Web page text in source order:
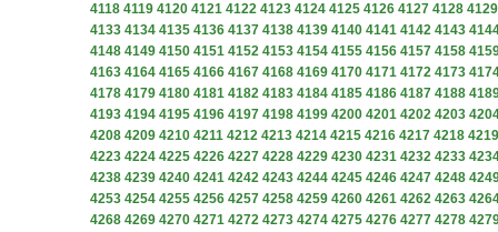
4118 4119 4120 4121 4122 4123 4124 4125 4126 4127 4128 4129
4133 4134 4135 4136 4137 4138 4139 4140 4141 4142 4143
4148 4149 4150 4151 4152 4153 4154 4155 4156 4157 4158
4163 4164 4165 4166 4167 4168 4169 4170 4171 4172 4173
4178 4179 4180 4181 4182 4183 4184 4185 4186 4187 4188
4193 4194 4195 4196 4197 4198 4199 4200 4201 4202 4203
4208 4209 4210 4211 4212 4213 4214 4215 4216 4217 4218 4219
4223 4224 4225 4226 4227 4228 4229 4230 4231 4232 4233
4238 4239 4240 4241 4242 4243 4244 4245 4246 4247 4248
4253 4254 4255 4256 4257 4258 4259 4260 4261 4262 4263
4268 4269 4270 4271 4272 4273 4274 4275 4276 4277 4278